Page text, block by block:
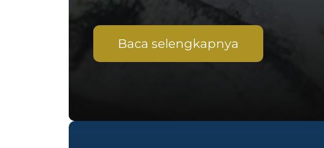
Baca selengkapnya